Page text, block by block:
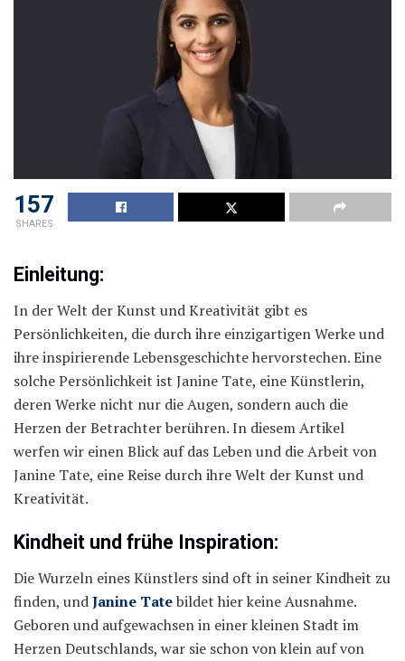
157
SHARES
Einleitung:
In der Welt der Kunst und Kreativität gibt es
Persönlichkeiten, die durch ihre einzigartigen Werke und
ihre inspirierende Lebensgeschichte hervorstechen. Eine
solche Persönlichkeit ist Janine Tate, eine Künstlerin,
deren Werke nicht nur die Augen, sondern auch die
Herzen der Betrachter berühren. In diesem Artikel
werfen wir einen Blick auf das Leben und die Arbeit von
Janine Tate, eine Reise durch ihre Welt der Kunst und
Kreativität.
Kindheit und frühe Inspiration:
Die Wurzeln eines Künstlers sind oft in seiner Kindheit zu
finden, undJanine Tatebildet hier keine Ausnahme.
Geboren und aufgewachsen in einer kleinen Stadt im
Herzen Deutschlands, war sie schon von klein auf von